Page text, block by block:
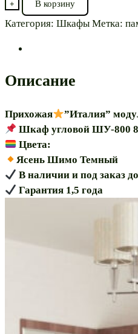
Шкаф⭐"Италия
ШУ-800"
+ В корзину
Категория: Шкафы Метка:
Описание
Прихожая
”Италия”
Шкаф угловой ШУ-800
Цвета:
️Ясень Шимо Темный
В наличии и под заказ
Гарантия 1,5 года